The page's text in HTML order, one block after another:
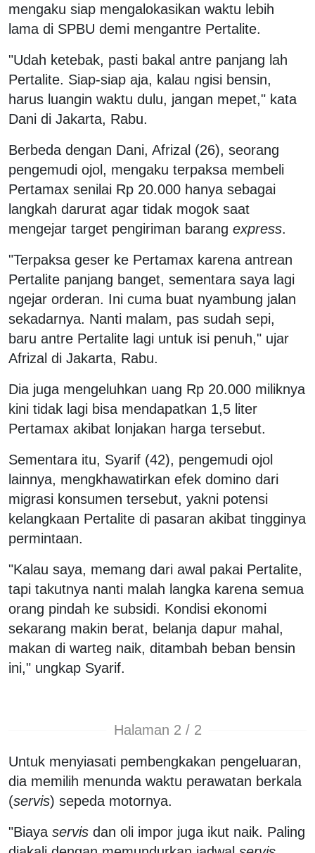
mengaku siap mengalokasikan waktu lebih
lama di SPBU demi mengantre Pertalite.
"Udah ketebak, pasti bakal antre panjang lah
Pertalite. Siap-siap aja, kalau ngisi bensin,
harus luangin waktu dulu, jangan mepet," kata
Dani di Jakarta, Rabu.
Berbeda dengan Dani, Afrizal (26), seorang
pengemudi ojol, mengaku terpaksa membeli
Pertamax senilai Rp 20.000 hanya sebagai
langkah darurat agar tidak mogok saat
mengejar target pengiriman barang express.
"Terpaksa geser ke Pertamax karena antrean
Pertalite panjang banget, sementara saya lagi
ngejar orderan. Ini cuma buat nyambung jalan
sekadarnya. Nanti malam, pas sudah sepi,
baru antre Pertalite lagi untuk isi penuh," ujar
Afrizal di Jakarta, Rabu.
Dia juga mengeluhkan uang Rp 20.000 miliknya
kini tidak lagi bisa mendapatkan 1,5 liter
Pertamax akibat lonjakan harga tersebut.
Sementara itu, Syarif (42), pengemudi ojol
lainnya, mengkhawatirkan efek domino dari
migrasi konsumen tersebut, yakni potensi
kelangkaan Pertalite di pasaran akibat tingginya
permintaan.
"Kalau saya, memang dari awal pakai Pertalite,
tapi takutnya nanti malah langka karena semua
orang pindah ke subsidi. Kondisi ekonomi
sekarang makin berat, belanja dapur mahal,
makan di warteg naik, ditambah beban bensin
ini," ungkap Syarif.
Halaman 2 / 2
Untuk menyiasati pembengkakan pengeluaran,
dia memilih menunda waktu perawatan berkala
(servis) sepeda motornya.
"Biaya servis dan oli impor juga ikut naik. Paling